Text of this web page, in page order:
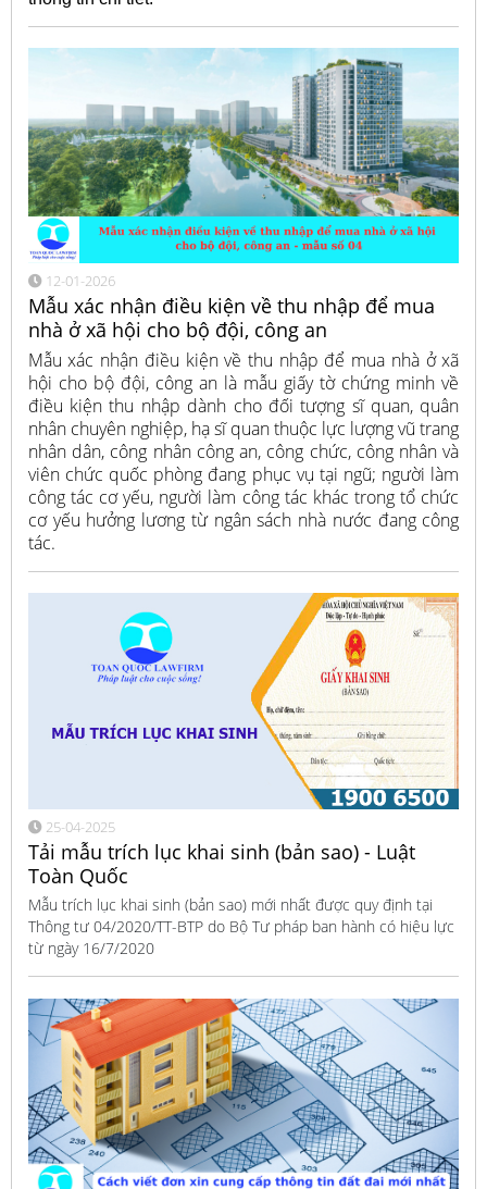
12-01-2026
Mẫu xác nhận điều kiện về thu nhập để mua
nhà ở xã hội cho bộ đội, công an
Mẫu xác nhận điều kiện về thu nhập để mua nhà ở xã
hội cho bộ đội, công an là mẫu giấy tờ chứng minh về
điều kiện thu nhập dành cho đối tượng sĩ quan, quân
nhân chuyên nghiệp, hạ sĩ quan thuộc lực lượng vũ trang
nhân dân, công nhân công an, công chức, công nhân và
viên chức quốc phòng đang phục vụ tại ngũ; người làm
công tác cơ yếu, người làm công tác khác trong tổ chức
cơ yếu hưởng lương từ ngân sách nhà nước đang công
tác.
25-04-2025
Tải mẫu trích lục khai sinh (bản sao) - Luật
Toàn Quốc
Mẫu trích lục khai sinh (bản sao) mới nhất được quy định tại
Thông tư 04/2020/TT-BTP do Bộ Tư pháp ban hành có hiệu lực
từ ngày 16/7/2020